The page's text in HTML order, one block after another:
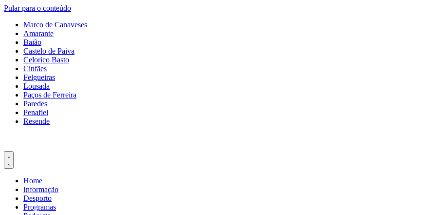
Pular para o conteúdo
Marco de Canaveses
Amarante
Baião
Castelo de Paiva
Celorico Basto
Cinfães
Felgueiras
Lousada
Paços de Ferreira
Paredes
Penafiel
Resende
Home
Informação
Desporto
Programas